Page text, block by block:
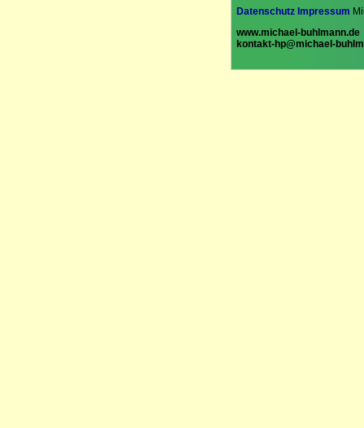
Datenschutz Impressum
www.michael-buhlmann.de
kontakt-hp@michael-